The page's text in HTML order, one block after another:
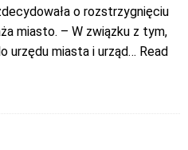
o rozstrzygnięciu
miasto. – W związku z tym,
urzędu miasta i urząd… Read